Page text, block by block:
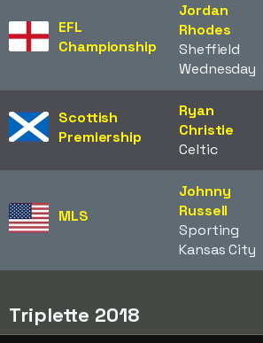
EFL
Championship
Jordan
Rhodes
Sheffield
Wednesday
Scottish
Premiership
Ryan
Christie
Celtic
MLS
Johnny
Russell
Sporting
Kansas City
Triplette 2018